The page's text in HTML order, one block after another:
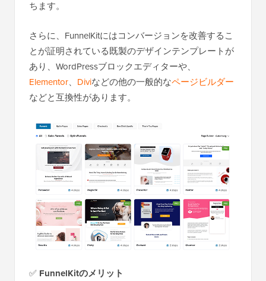
ちます。
さらに、FunnelKitにはコンバージョンを改善するこ
とが証明されている既製のデザインテンプレートが
あり、WordPressブロックエディターや、
Elementor、 Diviなどの他の一般的なページビルダー
などと互換性があります。
✅ FunnelKitのメリット